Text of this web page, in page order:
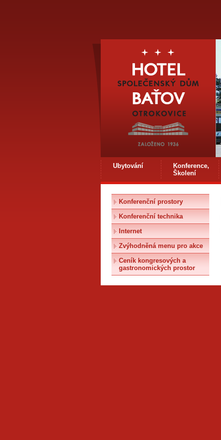
Ubytování
Konference,
Školení
Konferenční prostory
Konferenční technika
Internet
Zvýhodněná menu pro akce
Ceník kongresových a
gastronomických prostor